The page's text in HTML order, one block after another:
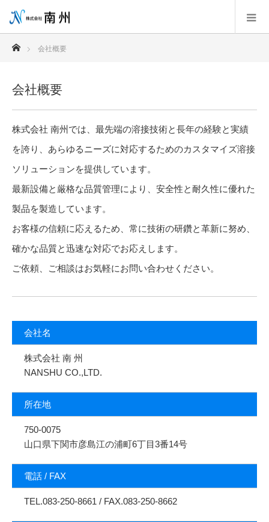
ホーム
会社概要
会社概要
株式会社 南州では、最先端の溶接技術と長年の経験と実績
を誇り、あらゆるニーズに対応するためのカスタマイズ溶接
ソリューションを提供しています。
最新設備と厳格な品質管理により、安全性と耐久性に優れた
製品を製造しています。
お客様の信頼に応えるため、常に技術の研鑽と革新に努め、
確かな品質と迅速な対応でお応えします。
ご依頼、ご相談はお気軽にお問い合わせください。
会社名
株式会社 南 州
NANSHU CO.,LTD.
所在地
750-0075
山口県下関市彦島江の浦町6丁目3番14号
電話 / FAX
TEL.083-250-8661 / FAX.083-250-8662